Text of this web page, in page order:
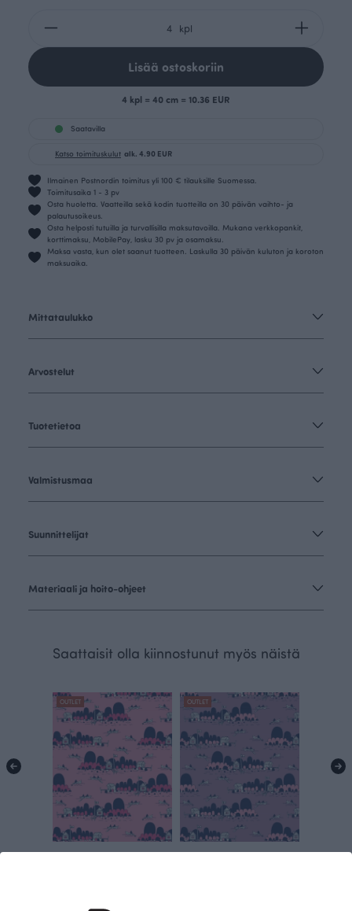
kpl
Lisää ostoskoriin
4 kpl = 40 cm = 10.36 EUR
Saatavilla
Katso toimituskulut alk. 4.90 EUR
Ilmainen Postnordin toimitus yli 100 € tilauksille Suomessa.
Toimitusaika 1 - 3 pv
Osta huoletta. Vaatteilla sekä kodin tuotteilla on 30 päivän vaihto- ja
palautusoikeus.
Osta helposti tutuilla ja turvallisilla maksutavoilla. Mukana verkkopankit,
korttimaksu, MobilePay, lasku 30 pv ja osamaksu.
Maksa vasta, kun olet saanut tuotteen. Laskulla 30 päivän kuluton ja koroton
maksuaika.
Mittataulukko
Arvostelut
Tuotetietoa
Valmistusmaa
Suunnittelijat
Materiaali ja hoito-ohjeet
Saattaisit olla kiinnostunut myös näistä
OUTLET OUTLET